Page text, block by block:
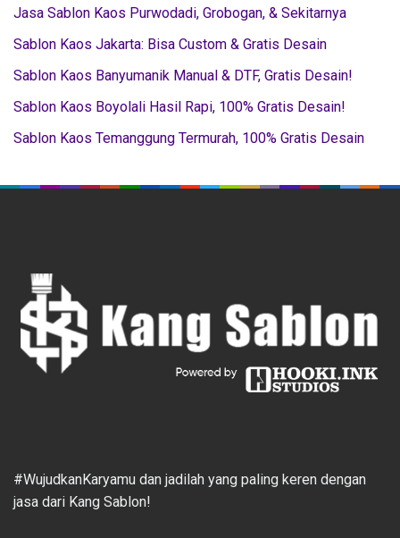
Jasa Sablon Kaos Purwodadi, Grobogan, & Sekitarnya
Sablon Kaos Jakarta: Bisa Custom & Gratis Desain
Sablon Kaos Banyumanik Manual & DTF, Gratis Desain!
Sablon Kaos Boyolali Hasil Rapi, 100% Gratis Desain!
Sablon Kaos Temanggung Termurah, 100% Gratis Desain
#WujudkanKaryamu dan jadilah yang paling keren dengan
jasa dari Kang Sablon!